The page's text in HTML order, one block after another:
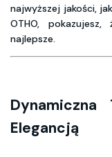
najwyższej jakości,
OTHO,
najlepsze.
Elegancją